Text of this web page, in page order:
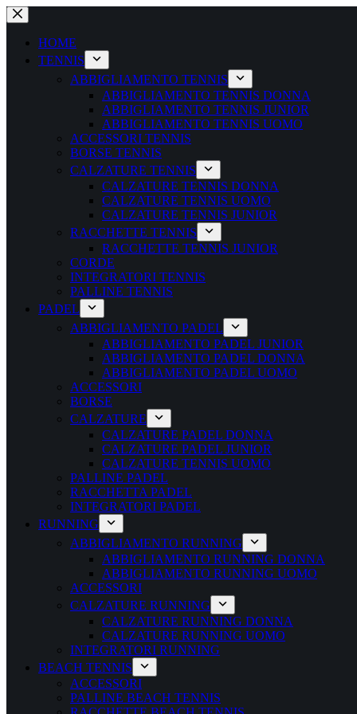
Salta
al
contenutoHOME
TENNIS
ABBIGLIAMENTO TENNIS
ABBIGLIAMENTO TENNIS DONNA
ABBIGLIAMENTO TENNIS JUNIOR
ABBIGLIAMENTO TENNIS UOMO
ACCESSORI TENNIS
BORSE TENNIS
CALZATURE TENNIS
CALZATURE TENNIS DONNA
CALZATURE TENNIS UOMO
CALZATURE TENNIS JUNIOR
RACCHETTE TENNIS
RACCHETTE TENNIS JUNIOR
CORDE
INTEGRATORI TENNIS
PALLINE TENNIS
PADEL
ABBIGLIAMENTO PADEL
ABBIGLIAMENTO PADEL JUNIOR
ABBIGLIAMENTO PADEL DONNA
ABBIGLIAMENTO PADEL UOMO
ACCESSORI
BORSE
CALZATURE
CALZATURE PADEL DONNA
CALZATURE PADEL JUNIOR
CALZATURE TENNIS UOMO
PALLINE PADEL
RACCHETTA PADEL
INTEGRATORI PADEL
RUNNING
ABBIGLIAMENTO RUNNING
ABBIGLIAMENTO RUNNING DONNA
ABBIGLIAMENTO RUNNING UOMO
ACCESSORI
CALZATURE RUNNING
CALZATURE RUNNING DONNA
CALZATURE RUNNING UOMO
INTEGRATORI RUNNING
BEACH TENNIS
ACCESSORI
PALLINE BEACH TENNIS